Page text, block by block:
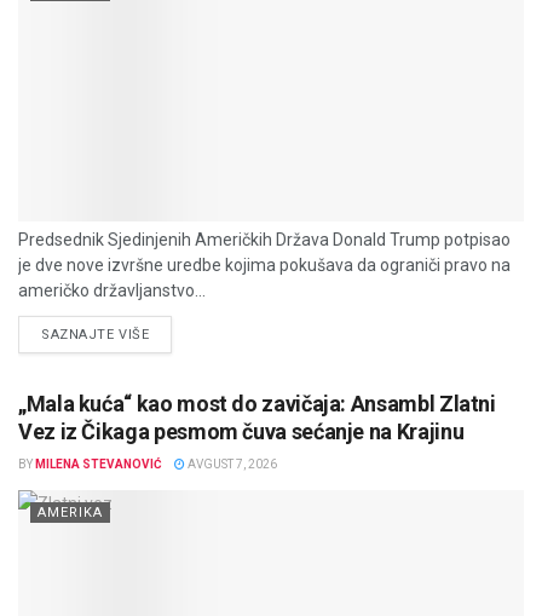
Predsednik Sjedinjenih Američkih Država Donald Trump potpisao
je dve nove izvršne uredbe kojima pokušava da ograniči pravo na
američko državljanstvo...
SAZNAJTE VIŠEDETAILS
„Mala kuća“ kao most do zavičaja: Ansambl Zlatni
Vez iz Čikaga pesmom čuva sećanje na Krajinu
BY MILENA STEVANOVIĆ AVGUST 7, 2026
AMERIKA